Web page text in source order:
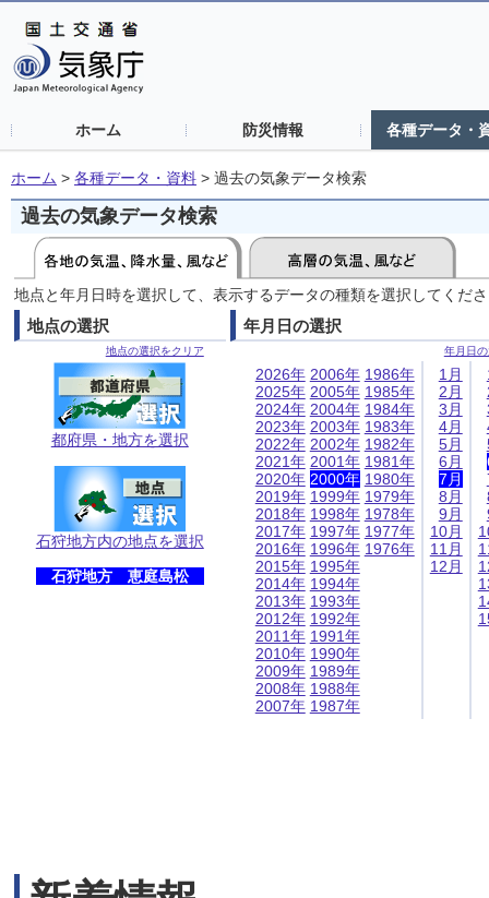
ホーム 防災情報 各種データ・
ホーム > 各種データ・資料 > 過去の気象データ検索
過去の気象データ検索
地点と年月日時を選択して、表示するデータの種類を選択してくだ
地点の選択
地点の選択をクリア
都府県・地方を選択
石狩地方内の地点を選択
石狩地方 恵庭島松
年月日の選択
年月日
2026年
2025年
2024年
2023年
2022年
2021年
2020年
2019年
2018年
2017年
2016年
2015年
2014年
2013年
2012年
2011年
2010年
2009年
2008年
2007年
2006年
2005年
2004年
2003年
2002年
2001年
2000年
1999年
1998年
1997年
1996年
1995年
1994年
1993年
1992年
1991年
1990年
1989年
1988年
1987年
1986年
1985年
1984年
1983年
1982年
1981年
1980年
1979年
1978年
1977年
1976年
1月
2月
3月
4月
5月
6月
7月
8月
9月
10月
11月
12月